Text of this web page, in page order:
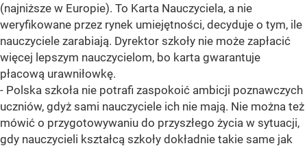
(najniższe w Europie). To Karta Nauczyciela, a nie
weryfikowane przez rynek umiejętności, decyduje o tym, ile
nauczyciele zarabiają. Dyrektor szkoły nie może zapłacić
więcej lepszym nauczycielom, bo karta gwarantuje
płacową urawniłowkę.
- Polska szkoła nie potrafi zaspokoić ambicji poznawczych
uczniów, gdyż sami nauczyciele ich nie mają. Nie można też
mówić o przygotowywaniu do przyszłego życia w sytuacji,
gdy nauczycieli kształcą szkoły dokładnie takie same jak